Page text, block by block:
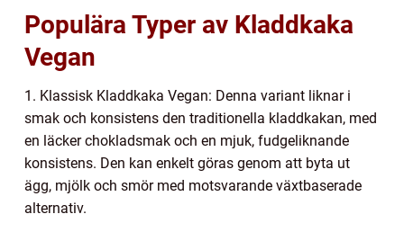
Populära Typer av Kladdkaka
Vegan
1. Klassisk Kladdkaka Vegan: Denna variant liknar i
smak och konsistens den traditionella kladdkakan, med
en läcker chokladsmak och en mjuk, fudgeliknande
konsistens. Den kan enkelt göras genom att byta ut
ägg, mjölk och smör med motsvarande växtbaserade
alternativ.